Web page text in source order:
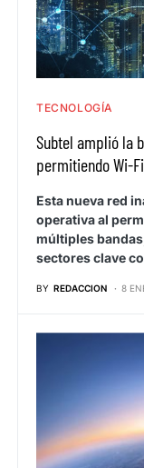
TECNOLOGÍA
Subtel amplió la
permitiendo Wi-
Esta nueva red
operativa al
múltiples
sectores clave
BY REDACCION 8